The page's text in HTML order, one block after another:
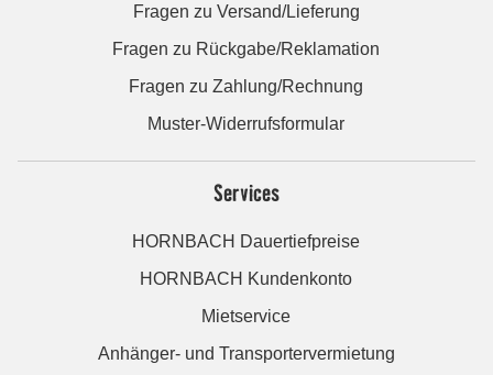
Fragen zu Versand/Lieferung
Fragen zu Rückgabe/Reklamation
Fragen zu Zahlung/Rechnung
Muster-Widerrufsformular
Services
HORNBACH Dauertiefpreise
HORNBACH Kundenkonto
Mietservice
Anhänger- und Transportervermietung